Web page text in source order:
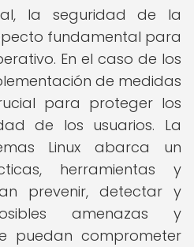
la seguridad de la
fundamental para
En el caso de los
de medidas
para proteger los
de los usuarios. La
Linux abarca un
herramientas y
prevenir, detectar y
amenazas y
puedan comprometer